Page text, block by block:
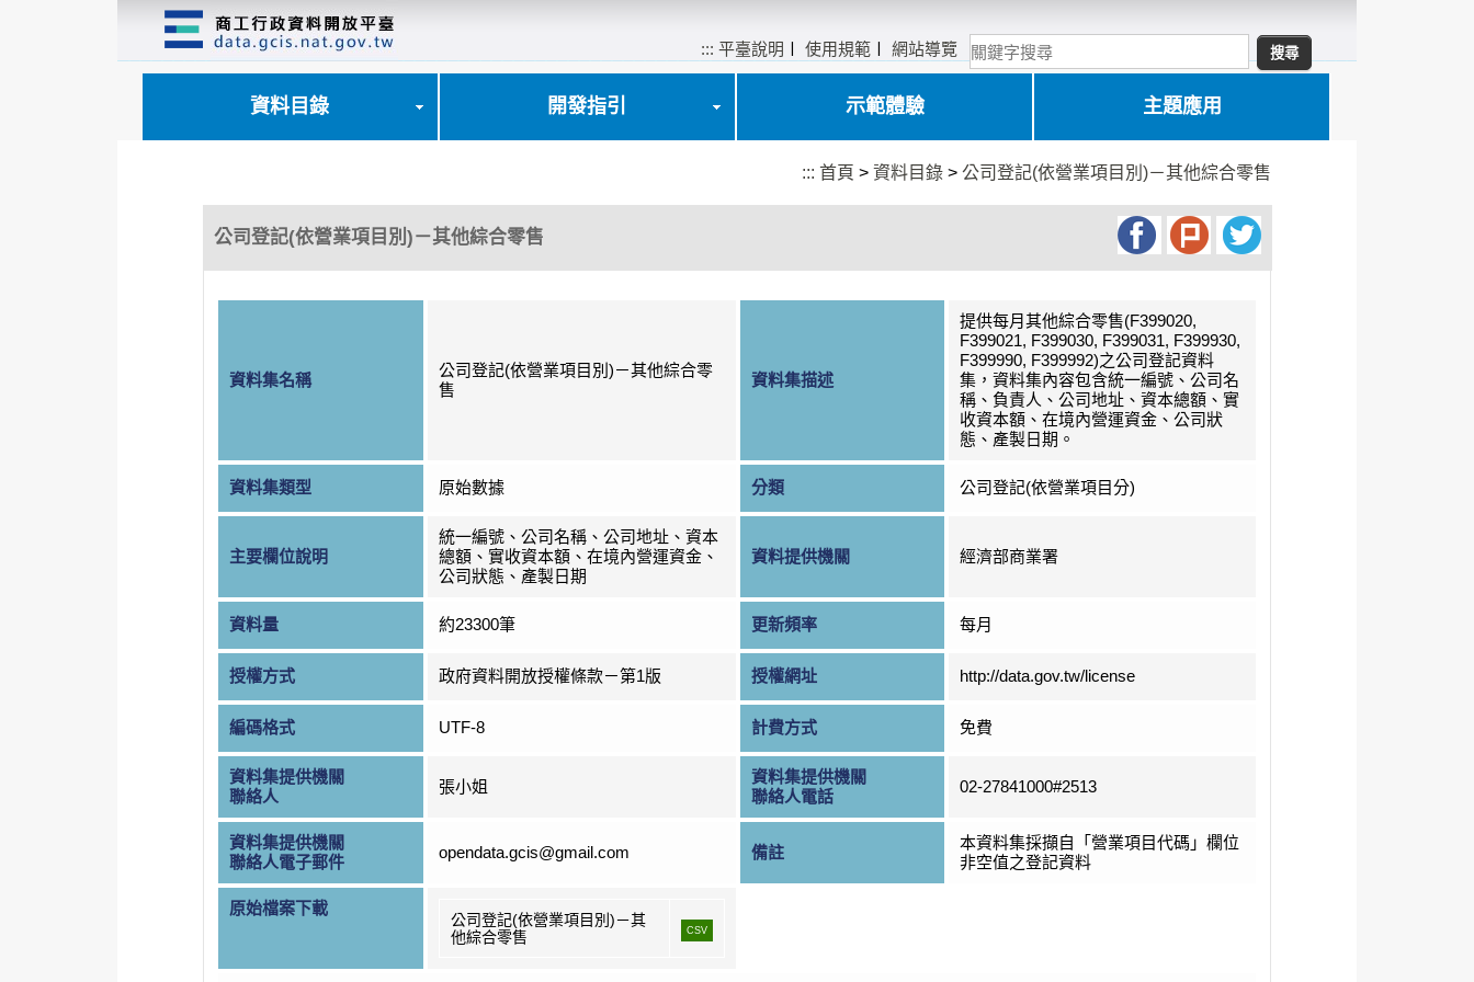
::: 平臺說明 〡使用規範 〡網站導覽
資料目錄 開發指引 示範體驗 主題應用
::: 首頁 >資料目錄 >公司登記(依營業項目別)－其他綜合零售
公司登記(依營業項目別)－其他綜合零售
資料集名稱
公司登記(依營業項目別)－其他綜合零
售
資料集描述
提供每月其他綜合零售(F399020,
F399021, F399030, F399031, F399930,
F399990, F399992)之公司登記資料
集，資料集內容包含統一編號、公司名
稱、負責人、公司地址、資本總額、實
收資本額、在境內營運資金、公司狀
態、產製日期。
資料集類型 原始數據 分類 公司登記(依營業項目分)
主要欄位說明
統一編號、公司名稱、公司地址、資本
總額、實收資本額、在境內營運資金、
公司狀態、產製日期
資料提供機關 經濟部商業署
資料量 約23300筆 更新頻率 每月
授權方式 政府資料開放授權條款－第1版 授權網址 http://data.gov.tw/license
編碼格式 UTF-8 計費方式 免費
資料集提供機關
聯絡人
張小姐
資料集提供機關
聯絡人電話
02-27841000#2513
資料集提供機關
聯絡人電子郵件
opendata.gcis@gmail.com 備註
本資料集採擷自「營業項目代碼」欄位
非空值之登記資料
原始檔案下載
公司登記(依營業項目別)－其
他綜合零售
CSV